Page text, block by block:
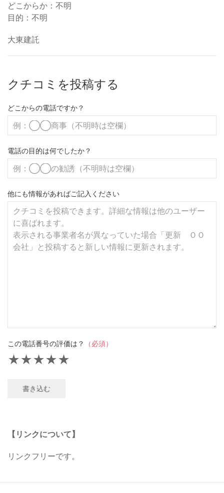
どこからか：不明
目的：不明
大東建託
クチコミを投稿する
どこからの電話ですか？
電話の目的は何でしたか？
他にも情報があればご記入ください
この電話番号の評価は？ （必須）
★
★
★
★
★
書き込む
【リンクについて】
リンクフリーです。